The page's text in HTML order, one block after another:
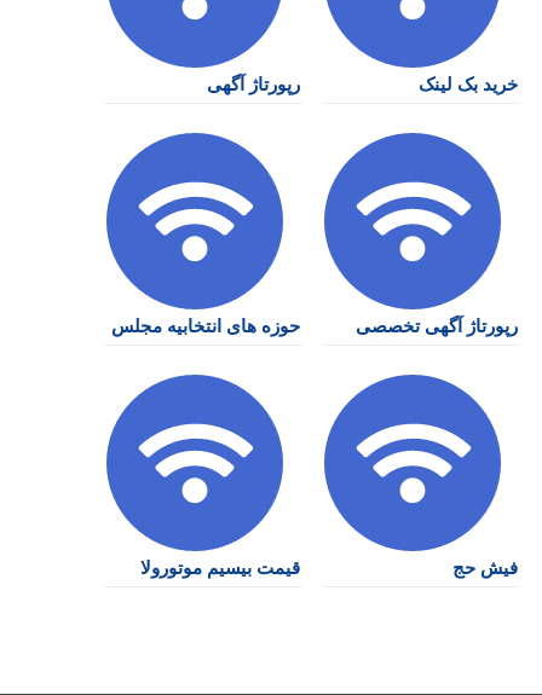
خرید بک لینک رپورتاژ آگهی
رپورتاژ آگهی تخصصی حوزه های انتخابیه مجلس
فیش حج قیمت بیسیم موتورولا